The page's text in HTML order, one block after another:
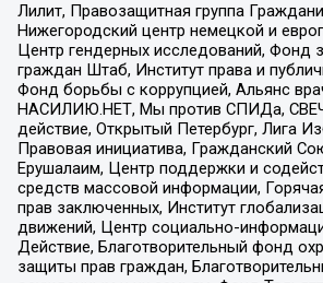
Лилит, Правозащитная группа
Нижегородский центр немецкой и
Центр гендерных исследований, Фонд
граждан Штаб, Институт права и
Фонд борьбы с коррупцией, Альянс
НАСИЛИЮ.НЕТ, Мы против СПИДа,
действие, Открытый Петербург, Лига
Правовая инициатива, Гражданский
Ерушалаим, Центр поддержки и
средств массовой информации,
прав заключенных, Институт
движений, Центр социально-
Действие, Благотворительный фонд
защиты прав граждан,